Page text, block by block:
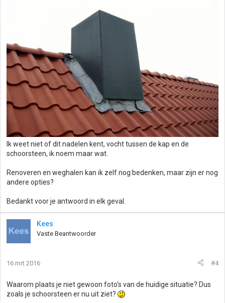
Ik weet niet of dit nadelen kent, vocht tussen de kap en de
schoorsteen, ik noem maar wat.
Renoveren en weghalen kan ik zelf nog bedenken, maar zijn er nog
andere opties?
Bedankt voor je antwoord in elk geval.
Kees
Vaste Beantwoorder
16 mrt 2016 #4
Waarom plaats je niet gewoon foto's van de huidige situatie? Dus
zoals je schoorsteen er nu uit ziet?